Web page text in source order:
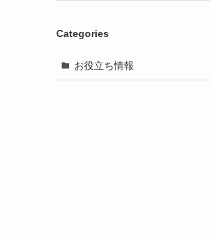
Categories
お役立ち情報